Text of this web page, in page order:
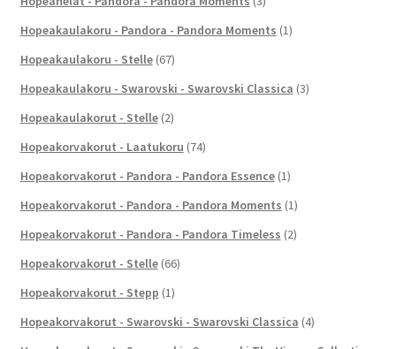
Hopeakaulakoru - Pandora - Pandora Moments (1)
Hopeakaulakoru - Stelle (67)
Hopeakaulakoru - Swarovski - Swarovski Classica (3)
Hopeakaulakorut - Stelle (2)
Hopeakorvakorut - Laatukoru (74)
Hopeakorvakorut - Pandora - Pandora Essence (1)
Hopeakorvakorut - Pandora - Pandora Moments (1)
Hopeakorvakorut - Pandora - Pandora Timeless (2)
Hopeakorvakorut - Stelle (66)
Hopeakorvakorut - Stepp (1)
Hopeakorvakorut - Swarovski - Swarovski Classica (4)